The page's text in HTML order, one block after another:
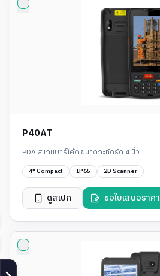
P40AT
PDA สแกนบาร์โค้ด ขนาดกะทัดรัด 4 นิ้ว
4" Compact IP65 2D Scanner
ดูสเปก ขอใบเสนอราคา